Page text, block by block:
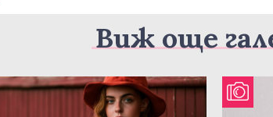
Виж още